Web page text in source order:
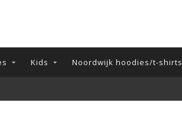
Kids Noordwijk hoodies/t-shirts